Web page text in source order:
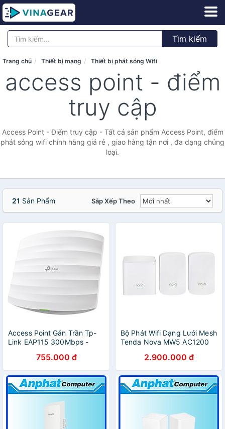
Tìm kiếm
Trang chủ Thiết bị mạng Thiết bị phát sóng Wifi
access point - điểm
truy cập
Access Point - Điểm truy cập - Tất cả sản phẩm Access Point, điểm
phát sóng wifi chính hãng giá rẻ , giao hàng tận nơi , đa dạng chủng
loại.
21 Sản Phẩm Sắp Xếp Theo
Access Point Gắn Trần Tp-
Link EAP115 300Mbps -
755.000 đ
Bộ Phát Wifi Dạng Lưới Mesh
Tenda Nova MW5 AC1200
2.900.000 đ